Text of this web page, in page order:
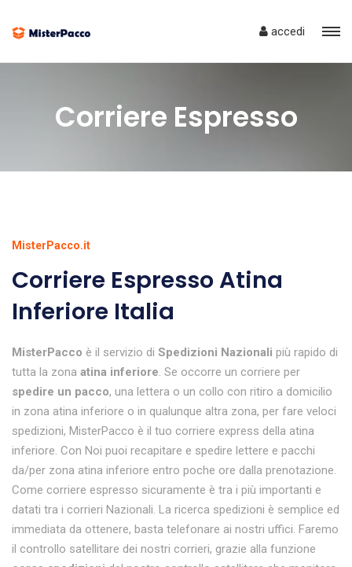
accedi
Corriere Espresso
MisterPacco.it
Corriere Espresso Atina
Inferiore Italia
MisterPacco è il servizio di Spedizioni Nazionali più rapido di
tutta la zona atina inferiore. Se occorre un corriere per
spedire un pacco, una lettera o un collo con ritiro a domicilio
in zona atina inferiore o in qualunque altra zona, per fare veloci
spedizioni, MisterPacco è il tuo corriere express della atina
inferiore. Con Noi puoi recapitare e spedire lettere e pacchi
da/per zona atina inferiore entro poche ore dalla prenotazione.
Come corriere espresso sicuramente è tra i più importanti e
datati tra i corrieri Nazionali. La ricerca spedizioni è semplice ed
immediata da ottenere, basta telefonare ai nostri uffici. Faremo
il controllo satellitare dei nostri corrieri, grazie alla funzione